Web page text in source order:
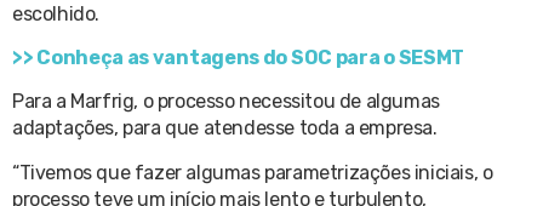
escolhido.
>> Conheça as vantagens do SOC para o SESMT
Para a Marfrig, o processo necessitou de algumas
adaptações, para que atendesse toda a empresa.
“Tivemos que fazer algumas parametrizações iniciais, o
processo teve um início mais lento e turbulento,